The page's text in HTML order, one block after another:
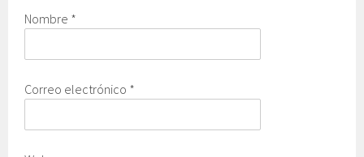
Nombre *
Correo electrónico *